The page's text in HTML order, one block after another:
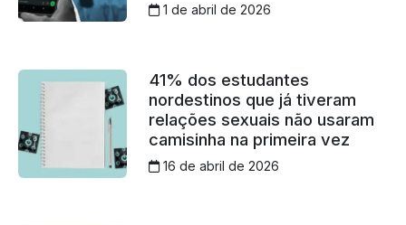
1 de abril de 2026
41% dos estudantes
nordestinos que já tiveram
relações sexuais não usaram
camisinha na primeira vez
16 de abril de 2026